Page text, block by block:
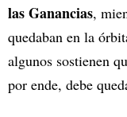
las Ganancias,
quedaban en la
algunos sostienen
por ende, debe